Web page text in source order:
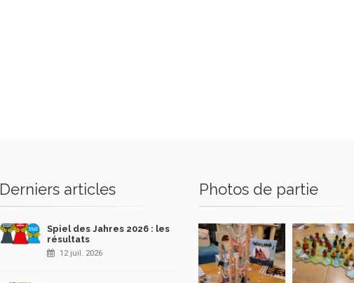
Derniers articles
Spiel des Jahres 2026 : les
résultats
12 juil. 2026
Photos de partie